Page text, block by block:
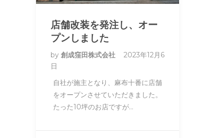
店舗改装を発注し、オー
プンしました
by 創成窪田株式会社
2023年12月6
日
自社が施主となり、麻布十番に店舗
をオープンさせていただきました。
たった10坪のお店ですが…